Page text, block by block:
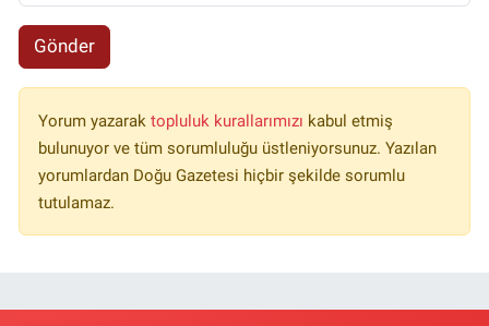
Gönder
Yorum yazarak topluluk kurallarımızı kabul etmiş
bulunuyor ve tüm sorumluluğu üstleniyorsunuz. Yazılan
yorumlardan Doğu Gazetesi hiçbir şekilde sorumlu
tutulamaz.